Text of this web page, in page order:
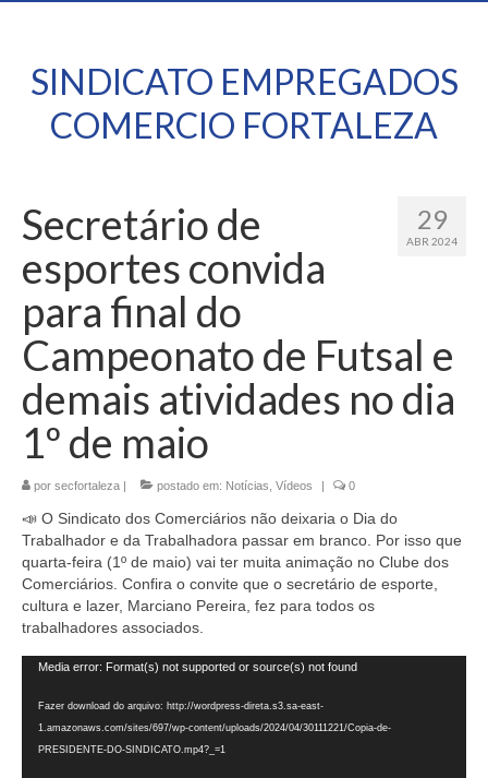
SINDICATO EMPREGADOS
COMERCIO FORTALEZA
29
ABR 2024
Secretário de
esportes convida
para final do
Campeonato de Futsal e
demais atividades no dia
1º de maio
por secfortaleza | postado em: Notícias Vídeos | 0
📣 O Sindicato dos Comerciários não deixaria o Dia do
Trabalhador e da Trabalhadora passar em branco. Por isso que
quarta-feira (1º de maio) vai ter muita animação no Clube dos
Comerciários. Confira o convite que o secretário de esporte,
cultura e lazer, Marciano Pereira, fez para todos os
trabalhadores associados.
Tocador
vídeo
Media error: Format(s) not supported or source(s) not found
Fazer download do arquivo: http://wordpress-direta.s3.sa-east-
1.amazonaws.com/sites/697/wp-content/uploads/2024/04/30111221/Copia-de-
PRESIDENTE-DO-SINDICATO.mp4?_=1